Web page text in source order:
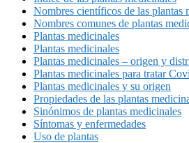
Nombres científicos de las plantas
Nombres comunes de plantas
Plantas medicinales
Plantas medicinales
Plantas medicinales – origen y
Plantas medicinales para tratar
Plantas medicinales y su origen
Propiedades de las plantas
Sinónimos de plantas medicinales
Síntomas y enfermedades
Uso de plantas